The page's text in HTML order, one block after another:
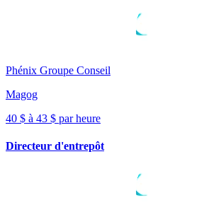
Phénix Groupe Conseil
Magog
40 $ à 43 $ par heure
Directeur d'entrepôt